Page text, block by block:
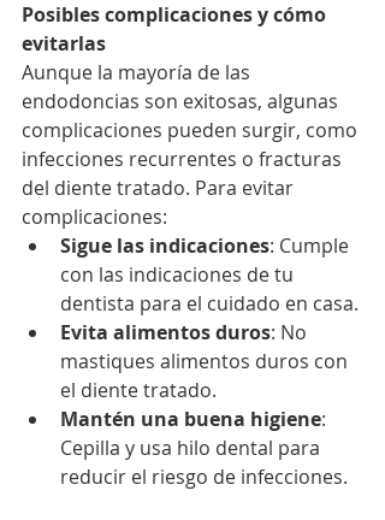
Posibles complicaciones y cómo
evitarlas
Aunque la mayoría de las
endodoncias son exitosas, algunas
complicaciones pueden surgir, como
infecciones recurrentes o fracturas
del diente tratado. Para evitar
complicaciones:
Sigue las indicaciones: Cumple
con las indicaciones de tu
dentista para el cuidado en casa.
Evita alimentos duros: No
mastiques alimentos duros con
el diente tratado.
Mantén una buena higiene:
Cepilla y usa hilo dental para
reducir el riesgo de infecciones.